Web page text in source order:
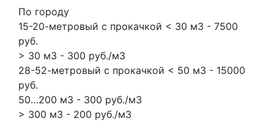
По городу
15-20-метровый с прокачкой < 30 м3 - 7500
руб.
> 30 м3 - 300 руб./м3
28-52-метровый с прокачкой < 50 м3 - 15000
руб.
50…200 м3 - 300 руб./м3
> 300 м3 - 200 руб./м3